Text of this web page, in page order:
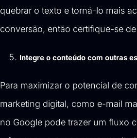
quebrar o texto e torná-lo mais
conversão, então certifique-se
Integre o conteúdo com outras
Para maximizar o potencial de
marketing digital, como e-mail
no Google pode trazer um fluxo